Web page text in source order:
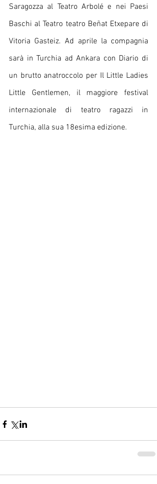
Saragozza al Teatro Arbolé e nei Paesi
Baschi al Teatro teatro Beñat Etxepare di
Vitoria Gasteiz. Ad aprile la compagnia
sarà in Turchia ad Ankara con Diario di
un brutto anatroccolo per Il Little Ladies
Little Gentlemen, il maggiore festival
internazionale di teatro ragazzi in
Turchia, alla sua 18esima edizione.